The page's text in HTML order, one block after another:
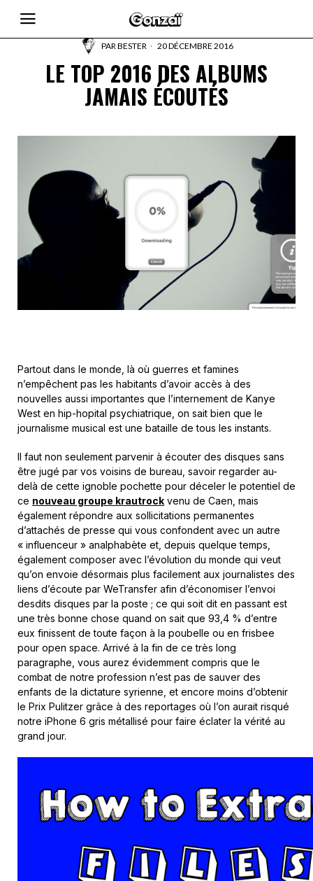
PARBESTER 20 DÉCEMBRE 2016
LE TOP 2016 DES ALBUMS
JAMAIS ÉCOUTÉS
Partout dans le monde, là où guerres et famines
n’empêchent pas les habitants d’avoir accès à des
nouvelles aussi importantes que l’internement de Kanye
West en hip-hopital psychiatrique, on sait bien que le
journalisme musical est une bataille de tous les instants.
Il faut non seulement parvenir à écouter des disques sans
être jugé par vos voisins de bureau, savoir regarder au-
delà de cette ignoble pochette pour déceler le potentiel de
ce nouveau groupe krautrock venu de Caen, mais
également répondre aux sollicitations permanentes
d’attachés de presse qui vous confondent avec un autre
« influenceur » analphabète et, depuis quelque temps,
également composer avec l’évolution du monde qui veut
qu’on envoie désormais plus facilement aux journalistes des
liens d’écoute par WeTransfer afin d’économiser l’envoi
desdits disques par la poste ; ce qui soit dit en passant est
une très bonne chose quand on sait que 93,4 % d’entre
eux finissent de toute façon à la poubelle ou en frisbee
pour open space. Arrivé à la fin de ce très long
paragraphe, vous aurez évidemment compris que le
combat de notre profession n’est pas de sauver des
enfants de la dictature syrienne, et encore moins d’obtenir
le Prix Pulitzer grâce à des reportages où l’on aurait risqué
notre iPhone 6 gris métallisé pour faire éclater la vérité au
grand jour.